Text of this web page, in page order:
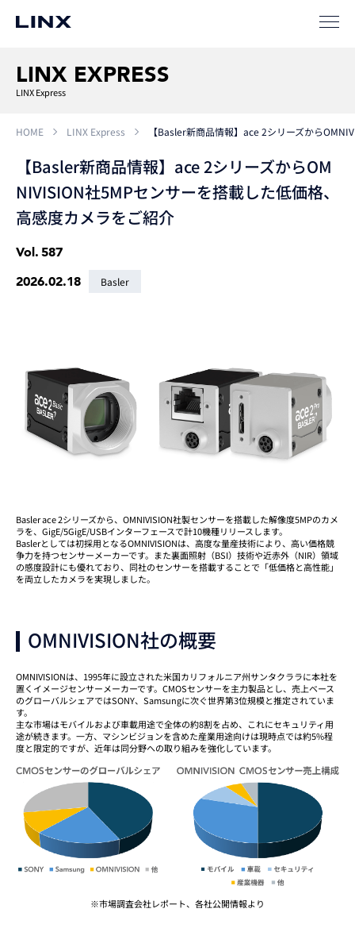
LINX EXPRESS
LINX Express
HOME LINX Express 【Basler新商品情報】ace 2シリーズから
【Basler新商品情報】ace 2シリーズからOM
NIVISION社5MPセンサーを搭載した低価格、
高感度カメラをご紹介
Vol. 587
2026.02.18
Basler
Basler ace 2シリーズから、OMNIVISION社製センサーを搭載した解像度5MPのカメ
ラを、GigE/5GigE/USBインターフェースで計10機種リリースします。
Baslerとしては初採用となるOMNIVISIONは、高度な量産技術により、高い価格競
争力を持つセンサーメーカーです。また裏面照射（BSI）技術や近赤外（NIR）領域
の感度設計にも優れており、同社のセンサーを搭載することで「低価格と高性能」
を両立したカメラを実現しました。
OMNIVISION社の概要
OMNIVISIONは、1995年に設立された米国カリフォルニア州サンタクララに本社を
置くイメージセンサーメーカーです。CMOSセンサーを主力製品とし、売上ベース
のグローバルシェアではSONY、Samsungに次ぐ世界第3位規模と推定されていま
す。
主な市場はモバイルおよび車載用途で全体の約8割を占め、これにセキュリティ用
途が続きます。一方、マシンビジョンを含めた産業用途向けは現時点では約5%程
度と限定的ですが、近年は同分野への取り組みを強化しています。
※市場調査会社レポート、各社公開情報より